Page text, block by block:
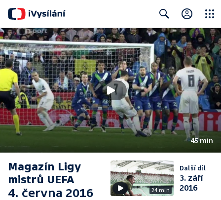
Search Close
45 min
Magazín Ligy
mistrů UEFA
4. června 2016 24 min
Další díl
3. září
2016